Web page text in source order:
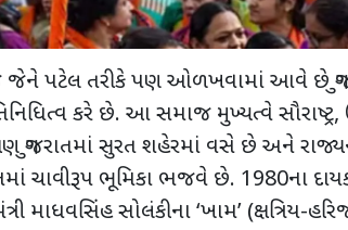
જેને પટેલ તરીકે પણ ઓળખવામાં આવે છે
કરે છે. આ સમાજ મુખ્યત્વે
ગુજરાતમાં સુરત શહેરમાં વસે છે અને
ચાવીરૂપ ભૂમિકા ભજવે છે. 1980ના
માધવસિંહ સોલંકીના ‘ખામ’ (ક્ષત્રિય-